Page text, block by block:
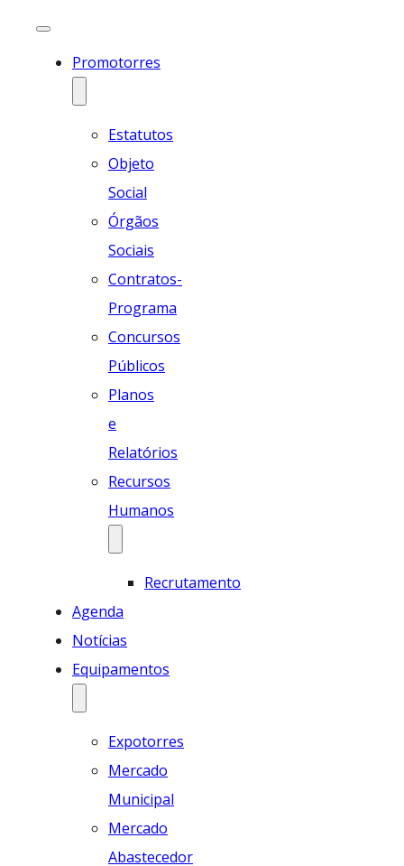
Promotorres
Estatutos
Objeto
Social
Órgãos
Sociais
Contratos-
Programa
Concursos
Públicos
Planos
e
Relatórios
Recursos
Humanos
Recrutamento
Agenda
Notícias
Equipamentos
Expotorres
Mercado
Municipal
Mercado
Abastecedor